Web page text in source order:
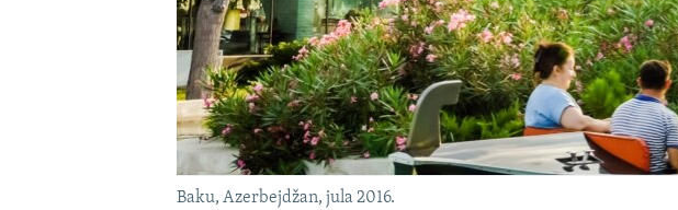
NASTANAK I RASPAD JUGOSLAVIJE
Baku, Azerbejdžan, jula 2016.